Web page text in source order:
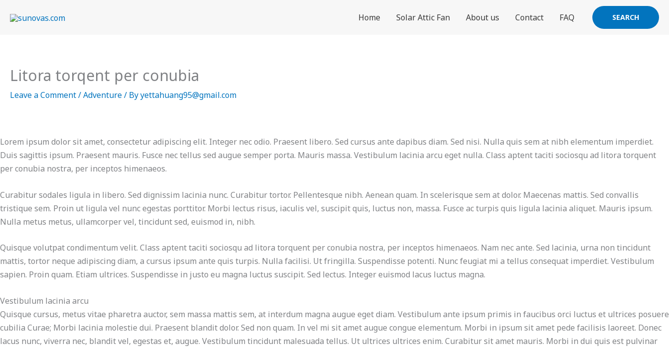
Home Solar Attic Fan About us Contact FAQ SEARCH
Litora torqent per conubia
Leave a Comment/Adventure/ Byyettahuang95@gmail.com
Lorem ipsum dolor sit amet, consectetur adipiscing elit. Integer nec odio. Praesent libero. Sed cursus ante dapibus diam. Sed nisi. Nulla quis sem at nibh elementum imperdiet.
Duis sagittis ipsum. Praesent mauris. Fusce nec tellus sed augue semper porta. Mauris massa. Vestibulum lacinia arcu eget nulla. Class aptent taciti sociosqu ad litora torquent
per conubia nostra, per inceptos himenaeos.
Curabitur sodales ligula in libero. Sed dignissim lacinia nunc. Curabitur tortor. Pellentesque nibh. Aenean quam. In scelerisque sem at dolor. Maecenas mattis. Sed convallis
tristique sem. Proin ut ligula vel nunc egestas porttitor. Morbi lectus risus, iaculis vel, suscipit quis, luctus non, massa. Fusce ac turpis quis ligula lacinia aliquet. Mauris ipsum.
Nulla metus metus, ullamcorper vel, tincidunt sed, euismod in, nibh.
Quisque volutpat condimentum velit. Class aptent taciti sociosqu ad litora torquent per conubia nostra, per inceptos himenaeos. Nam nec ante. Sed lacinia, urna non tincidunt
mattis, tortor neque adipiscing diam, a cursus ipsum ante quis turpis. Nulla facilisi. Ut fringilla. Suspendisse potenti. Nunc feugiat mi a tellus consequat imperdiet. Vestibulum
sapien. Proin quam. Etiam ultrices. Suspendisse in justo eu magna luctus suscipit. Sed lectus. Integer euismod lacus luctus magna.
Vestibulum lacinia arcu
Quisque cursus, metus vitae pharetra auctor, sem massa mattis sem, at interdum magna augue eget diam. Vestibulum ante ipsum primis in faucibus orci luctus et ultrices posuere
cubilia Curae; Morbi lacinia molestie dui. Praesent blandit dolor. Sed non quam. In vel mi sit amet augue congue elementum. Morbi in ipsum sit amet pede facilisis laoreet. Donec
lacus nunc, viverra nec, blandit vel, egestas et, augue. Vestibulum tincidunt malesuada tellus. Ut ultrices ultrices enim. Curabitur sit amet mauris. Morbi in dui quis est pulvinar